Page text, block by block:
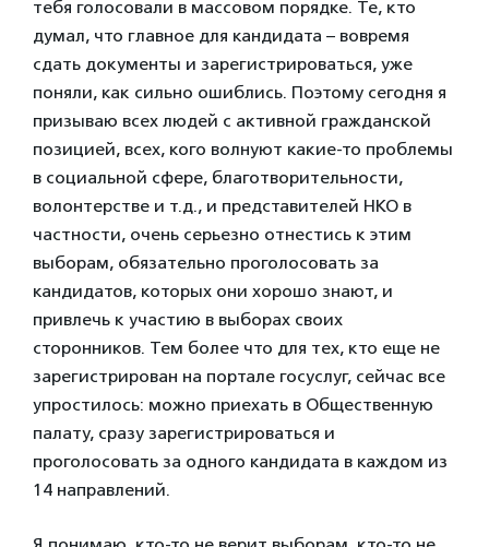
тебя голосовали в массовом порядке. Те, кто
думал, что главное для кандидата – вовремя
сдать документы и зарегистрироваться, уже
поняли, как сильно ошиблись. Поэтому сегодня я
призываю всех людей с активной гражданской
позицией, всех, кого волнуют какие-то проблемы
в социальной сфере, благотворительности,
волонтерстве и т.д., и представителей НКО в
частности, очень серьезно отнестись к этим
выборам, обязательно проголосовать за
кандидатов, которых они хорошо знают, и
привлечь к участию в выборах своих
сторонников. Тем более что для тех, кто еще не
зарегистрирован на портале госуслуг, сейчас все
упростилось: можно приехать в Общественную
палату, сразу зарегистрироваться и
проголосовать за одного кандидата в каждом из
14 направлений.